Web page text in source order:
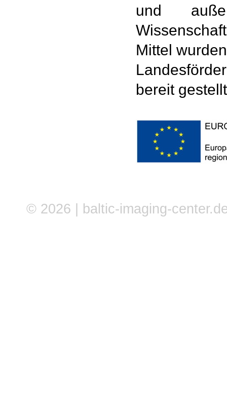
und
Mittel
bereit
© 2026 | baltic-imaging-